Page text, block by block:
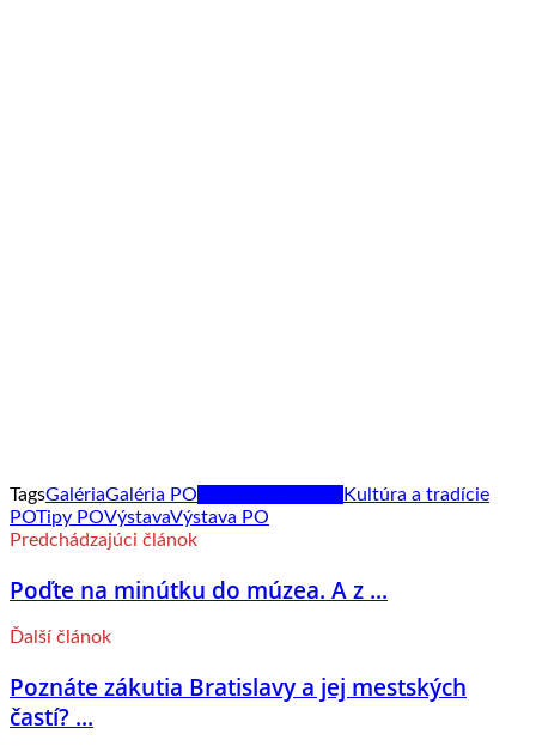
TagsGalériaGaléria PO
Kultúra a tradície
POTipy POVýstavaVýstava PO
Predchádzajúci článok
Poďte na minútku do múzea. A z ...
Ďalší článok
Poznáte zákutia Bratislavy a jej mestských
častí? ...